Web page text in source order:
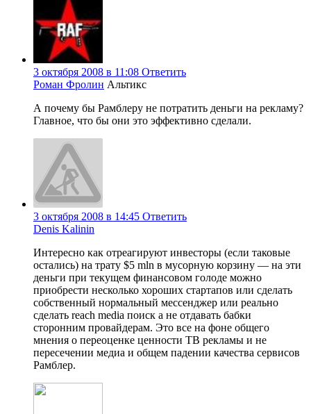
3 октября 2008 в 11:08 Ответить
Роман Фролин Альтикс
А почему бы Рамблеру не потратить деньги на рекламу?
Главное, что бы они это эффективно сделали.
3 октября 2008 в 14:45 Ответить
Denis Kalinin
Интересно как отреагируют инвесторы (если таковые
остались) на трату $5 mln в мусорную корзину — на эти
деньги при текущем финансовом голоде можно
приобрести несколько хороших стартапов или сделать
собственный нормальный мессенджер или реально
сделать reach media поиск а не отдавать бабки
сторонним провайдерам. Это все на фоне общего
мнения о переоценке ценности ТВ рекламы и не
пересечении медиа и общем падении качества сервисов
Рамблер.